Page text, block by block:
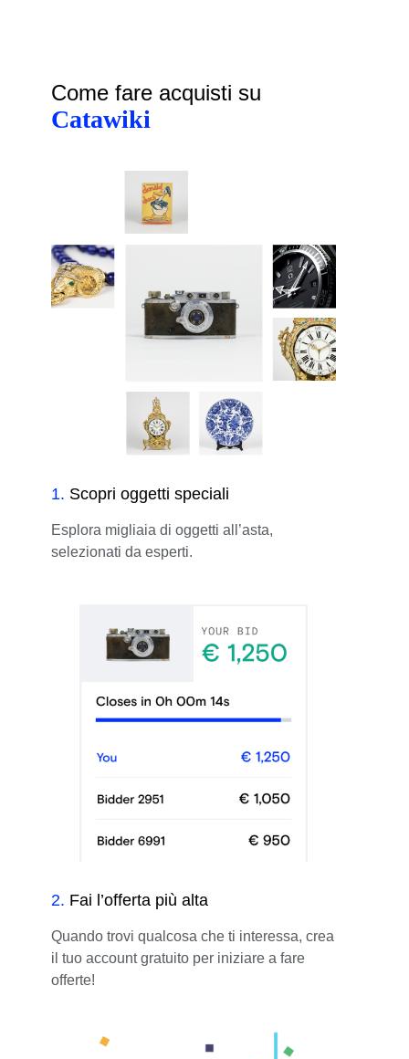
Come fare acquisti su
Catawiki
1. Scopri oggetti speciali
Esplora migliaia di oggetti all’asta,
selezionati da esperti.
2. Fai l’offerta più alta
Quando trovi qualcosa che ti interessa, crea
il tuo account gratuito per iniziare a fare
offerte!